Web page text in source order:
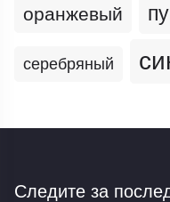
оранжевый
серебряный
Следите за